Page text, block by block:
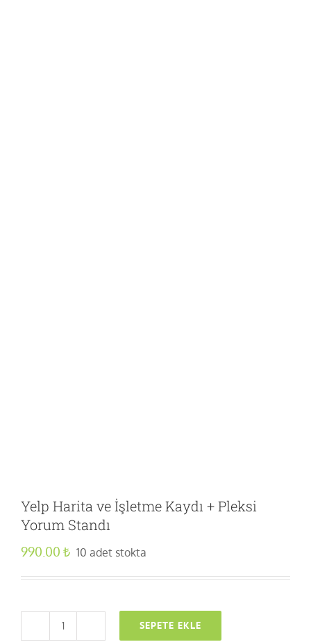
Yelp Harita ve İşletme Kaydı + Pleksi
Yorum Standı
990.00 ₺ 10 adet stokta
Yelp
SEPETE EKLE